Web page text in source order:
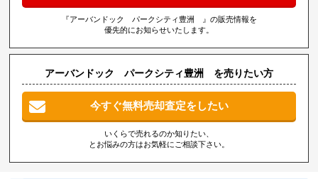
『アーバンドック パークシティ豊洲 』の販売情報を
優先的にお知らせいたします。
アーバンドック パークシティ豊洲 を売りたい方
今すぐ無料売却査定をしたい
いくらで売れるのか知りたい、
とお悩みの方はお気軽にご相談下さい。